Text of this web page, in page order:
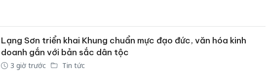
vận chuyển hàng hóa khu vực mốc 1119-1120 và khu vực mốc 1088/2-
1089 thuộc cặp cửa khẩu quốc tế Hữu Nghị (Việt Nam) - Hữu Nghị Quan
(Trung Quốc).
Lạng Sơn triển khai Khung chuẩn mực đạo đức, văn hóa kinh
doanh gắn với bản sắc dân tộc
3 giờ trước Tin tức
án sản xuất, buôn
bán yến sào giả